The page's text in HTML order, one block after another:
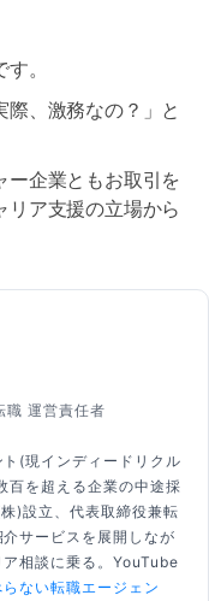
。
際、激務なの？」と
ー企業ともお取引を
リア支援の立場から
職 運営責任者
(現インディードリクル
百を超える企業の中途採
)設立、代表取締役兼転
サービスを展開しなが
相談に乗る。YouTube
らない転職エージェン